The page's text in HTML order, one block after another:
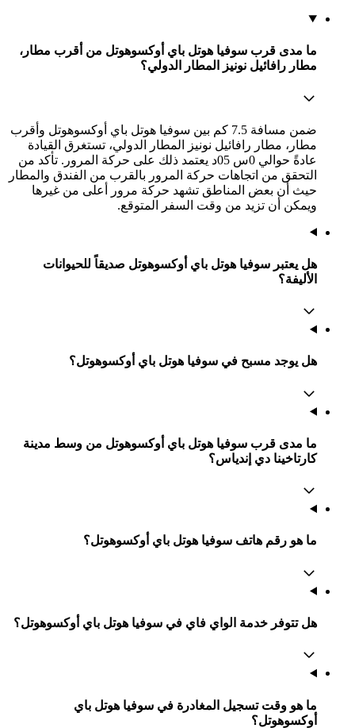
ما مدى قرب سوفيا هوتل باي أوكسوهوتل من أقرب مطار،
مطار رافائيل نونيز المطار الدولي؟
ضمن مسافة 7.5 كم بين سوفيا هوتل باي أوكسوهوتل وأقرب
مطار، مطار رافائيل نونيز المطار الدولي، تستغرق القيادة
عادةً حوالي 0س 05د يعتمد ذلك على حركة المرور. تأكد من
التحقق من اتجاهات حركة المرور بالقرب من الفندق والمطار
حيث أن بعض المناطق تشهد حركة مرور أعلى من غيرها
ويمكن أن تزيد من وقت السفر المتوقع.
هل يعتبر سوفيا هوتل باي أوكسوهوتل صديقاً للحيوانات
الأليفة؟
هل يوجد مسبح في سوفيا هوتل باي أوكسوهوتل؟
ما مدى قرب سوفيا هوتل باي أوكسوهوتل من وسط مدينة
كارتاخينا دي إندياس؟
ما هو رقم هاتف سوفيا هوتل باي أوكسوهوتل؟
هل تتوفر خدمة الواي فاي في سوفيا هوتل باي أوكسوهوتل؟
ما هو وقت تسجيل المغادرة في سوفيا هوتل باي
أوكسوهوتل؟